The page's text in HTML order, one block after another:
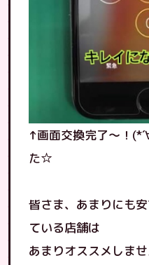
↑画面交換完了〜！
た☆
皆さま、あまりにも
ている店舗は
あまりオススメしませ